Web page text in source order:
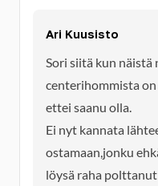
Ari Kuusisto
Sori siitä kun näistä
centerihommista
ettei saanu olla.
Ei nyt kannata
ostamaan,jonku
löysä raha